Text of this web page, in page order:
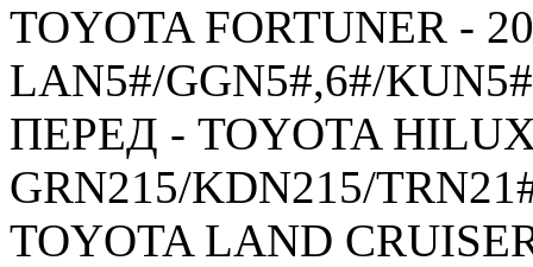
TOYOTA FORTUNER -
LAN5#/GGN5#,6#/
ПЕРЕД - TOYOTA
GRN215/KDN215/
TOYOTA LAND